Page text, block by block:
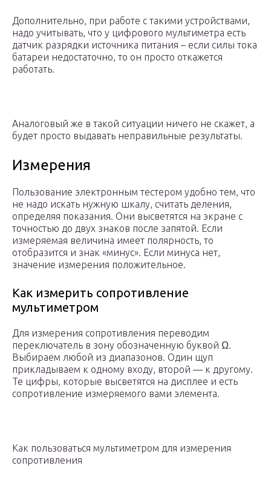
Дополнительно, при работе с такими устройствами,
надо учитывать, что у цифрового мультиметра есть
датчик разрядки источника питания – если силы тока
батареи недостаточно, то он просто откажется
работать.
Аналоговый же в такой ситуации ничего не скажет, а
будет просто выдавать неправильные результаты.
Измерения
Пользование электронным тестером удобно тем, что
не надо искать нужную шкалу, считать деления,
определяя показания. Они высветятся на экране с
точностью до двух знаков после запятой. Если
измеряемая величина имеет полярность, то
отобразится и знак «минус». Если минуса нет,
значение измерения положительное.
Как измерить сопротивление
мультиметром
Для измерения сопротивления переводим
переключатель в зону обозначенную буквой Ω.
Выбираем любой из диапазонов. Один щуп
прикладываем к одному входу, второй — к другому.
Те цифры, которые высветятся на дисплее и есть
сопротивление измеряемого вами элемента.
Как пользоваться мультиметром для измерения
сопротивления